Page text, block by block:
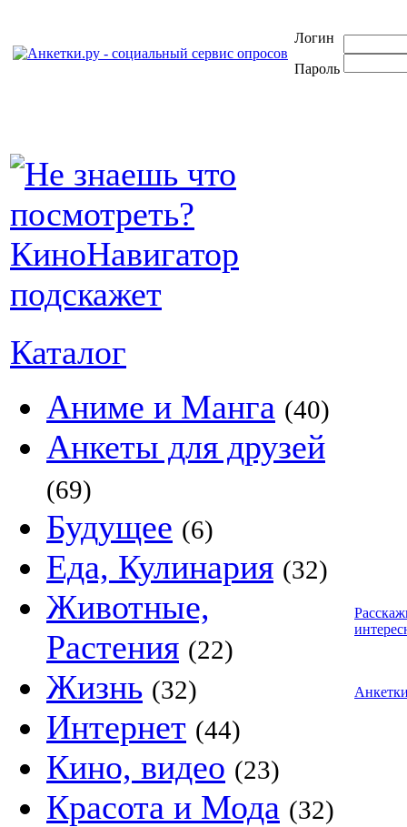
Логин
Пароль
Каталог
Аниме и Манга (40)
Анкеты для друзей
(69)
Будущее (6)
Еда, Кулинария (32)
Животные,
Растения (22)
Жизнь (32)
Интернет (44)
Кино, видео (23)
Красота и Мода (32)